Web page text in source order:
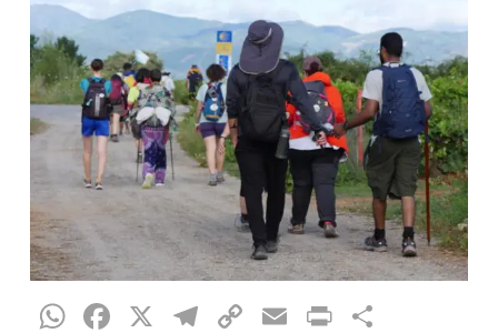
WhatsApp
Facebook
X Telegram
CopyEmailPrint